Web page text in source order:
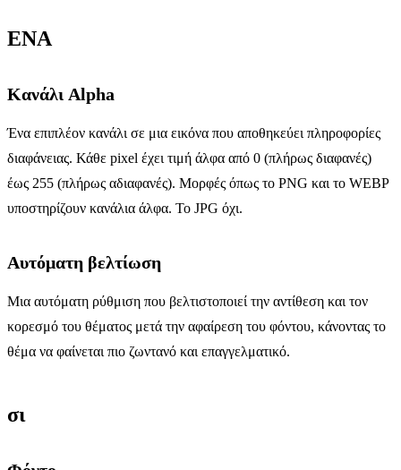
ΕΝΑ
Κανάλι Alpha
Ένα επιπλέον κανάλι σε μια εικόνα που αποθηκεύει πληροφορίες
διαφάνειας. Κάθε pixel έχει τιμή άλφα από 0 (πλήρως διαφανές)
έως 255 (πλήρως αδιαφανές). Μορφές όπως το PNG και το WEBP
υποστηρίζουν κανάλια άλφα. Το JPG όχι.
Αυτόματη βελτίωση
Μια αυτόματη ρύθμιση που βελτιστοποιεί την αντίθεση και τον
κορεσμό του θέματος μετά την αφαίρεση του φόντου, κάνοντας το
θέμα να φαίνεται πιο ζωντανό και επαγγελματικό.
σι